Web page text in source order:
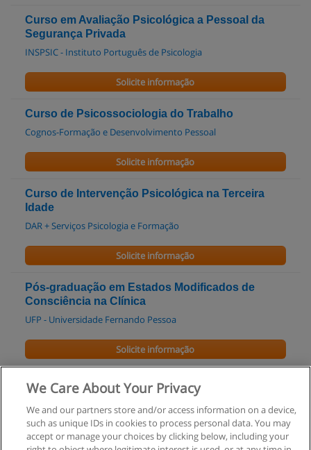
Curso em Avaliação Psicológica a Pessoal da
Segurança Privada
INSPSIC - Instituto Português de Psicologia
Solicite informação
Curso de Psicossociologia do Trabalho
Cognos-Formação e Desenvolvimento Pessoal
Solicite informação
Curso de Intervenção Psicológica na Terceira
Idade
DAR + Serviços Psicologia e Formação
Solicite informação
Pós-graduação em Estados Modificados de
Consciência na Clínica
UFP - Universidade Fernando Pessoa
Solicite informação
Mestrado em Psicologia Clínica e da Saúde
Solicite informação
We Care About Your Privacy
We and our partners store and/or access information on a device,
such as unique IDs in cookies to process personal data. You may
accept or manage your choices by clicking below, including your